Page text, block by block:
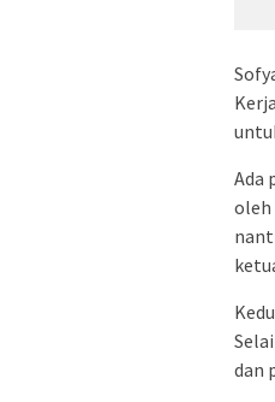
Ada
oleh
dan